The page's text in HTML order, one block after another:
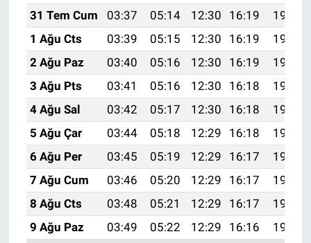
31 Tem Cum
03:37 05:14 12:30 16:19
19:36
1 Ağu Cts
03:39 05:15 12:30 16:19
19:35
2 Ağu Paz
03:40 05:16 12:30 16:19
19:34
3 Ağu Pts
03:41 05:16 12:30 16:18
19:33
4 Ağu Sal
03:42 05:17 12:30 16:18
19:32
5 Ağu Çar
03:44 05:18 12:29 16:18
19:31
6 Ağu Per
03:45 05:19 12:29 16:17
19:30
7 Ağu Cum
03:46 05:20 12:29 16:17
19:29
8 Ağu Cts
03:48 05:21 12:29 16:17
19:28
9 Ağu Paz
03:49 05:22 12:29 16:16
19:26